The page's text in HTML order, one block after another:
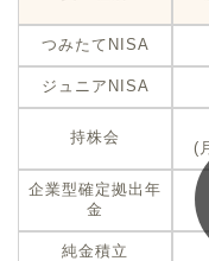
つみたてNISA
ジュニアNISA
持株会
(
企業型確定拠出年
金
純金積立